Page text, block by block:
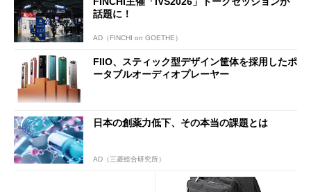
話題に！
AD（FINCHI on GOETHE）
FIIO、スティック型デザイン筐体を採用したポ
ータブルオーディオプレーヤー
日本の創薬力低下、その本当の課題とは
AD（三菱総合研究所）